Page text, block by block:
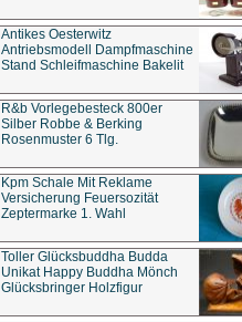
Antikes Oesterwitz
Antriebsmodell Dampfmaschine
Stand Schleifmaschine Bakelit
R&b Vorlegebesteck 800er
Silber Robbe & Berking
Rosenmuster 6 Tlg.
Kpm Schale Mit Reklame
Versicherung Feuersozität
Zeptermarke 1. Wahl
Toller Glücksbuddha Budda
Unikat Happy Buddha Mönch
Glücksbringer Holzfigur